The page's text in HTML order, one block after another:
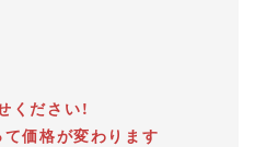
ださい！
て価格が変わります